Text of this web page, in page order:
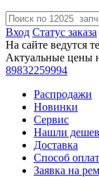
Вход Статус заказа
На сайте ведутся
Актуальные цены
89832259994
Распродажи
Новинки
Сервис
Нашли
Доставка
Способ
Заявка на